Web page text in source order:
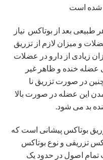
شده است
طبیعی بعد از بوتاکس نیاز
و میزان لازم از تزریق
زیادی از دارو در عضلات
خنده و ظاهر غیر
در صورت تزریق نا
این عضله در صورت بالا
بد می شود.
بوتاکس پیشانی است که
تزریقی و نوع بوتاکس
تمام اصول در حدود یک